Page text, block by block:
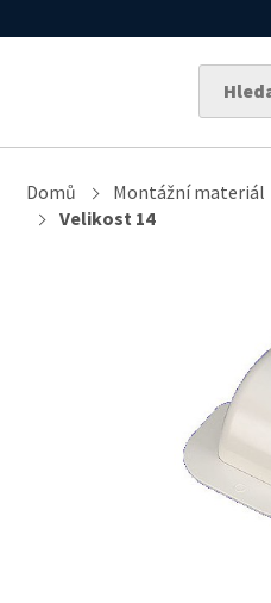
Domů Montážní materiál
Velikost 14